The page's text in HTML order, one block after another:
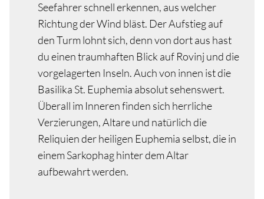
Seefahrer schnell erkennen, aus welcher
Richtung der Wind bläst. Der Aufstieg auf
den Turm lohnt sich, denn von dort aus hast
du einen traumhaften Blick auf Rovinj und die
vorgelagerten Inseln. Auch von innen ist die
Basilika St. Euphemia absolut sehenswert.
Überall im Inneren finden sich herrliche
Verzierungen, Altare und natürlich die
Reliquien der heiligen Euphemia selbst, die in
einem Sarkophag hinter dem Altar
aufbewahrt werden.